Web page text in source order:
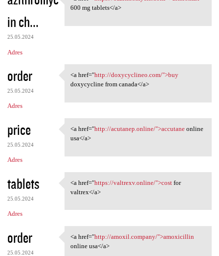
in ch...
25.05.2024
Adres
<a href="https:/
600 mg tablets</a>
order
25.05.2024
Adres
<a href="http://doxycyclineo
<a href="http://doxycyclineo.com/">buy
doxycycline from canada</a>
price
25.05.2024
Adres
<a href="http://acutanep
<a href="http://acutanep.online/">accutaneonline
usa</a>
tablets
25.05.2024
Adres
<a href="https://valtrexv
<a href="https://valtrexv.online/">costfor
valtrex</a>
order
25.05.2024
<a href="http://amoxil
<a href="http://amoxil.company/">amoxicillin
online usa</a>